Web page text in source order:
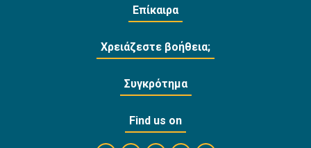
Επίκαιρα
Χρειάζεστε βοήθεια;
Συγκρότημα
Find us on